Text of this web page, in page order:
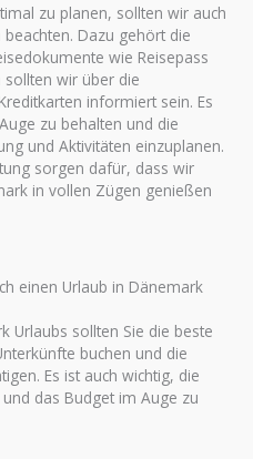
zu planen, sollten wir auch
Dazu gehört die
wie Reisepass
sollten wir über die
informiert sein. Es
zu behalten und die
und Aktivitäten einzuplanen.
sorgen dafür, dass wir
in vollen Zügen genießen
einen Urlaub in Dänemark
Urlaubs sollten Sie die beste
buchen und die
Es ist auch wichtig, die
das Budget im Auge zu